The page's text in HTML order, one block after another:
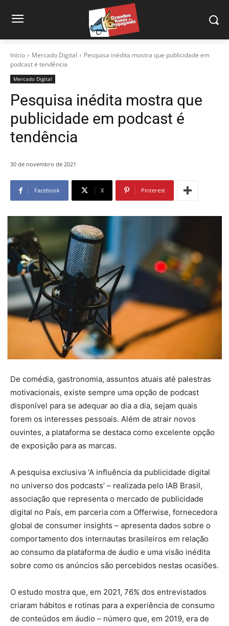
Início Mercado Digital
Pesquisa inédita mostra que publicidade em
podcast é tendência
Mercado Digital
Pesquisa inédita mostra que
publicidade em podcast é
tendência
30 de novembro de 2021
Facebook X Pinterest
De comédia, gastronomia, assuntos atuais até palestras
motivacionais, existe sempre uma opção de podcast
disponível para se adequar ao dia a dia, sejam quais
forem os interesses pessoais. Além de atrair novos
ouvintes, a plataforma se destaca como excelente opção
de exposição para as marcas.
A pesquisa exclusiva ‘A influência da publicidade digital
no universo dos podcasts’ – realizada pelo IAB Brasil,
associação que representa o mercado de publicidade
digital no País, em parceria com a Offerwise, fornecedora
global de consumer insights – apresenta dados sobre o
comportamento dos internautas brasileiros em relação
ao consumo da plataforma de áudio e uma visão inédita
sobre como os anúncios são percebidos nestas ocasiões.
O estudo mostra que, em 2021, 76% dos entrevistados
criaram hábitos e rotinas para a experiência de consumo
de conteúdos em áudio – número que, em 2019, era de